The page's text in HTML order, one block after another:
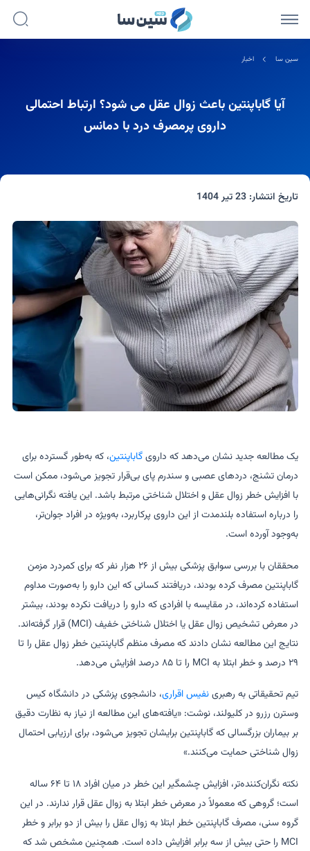
سین سا اخبار
آیا گاباپنتین باعث زوال عقل می شود؟ ارتباط احتمالی
داروی پرمصرف درد با دمانس
تاریخ انتشار:23 تیر 1404
یک مطالعه جدید نشان می‌دهد که دارویگاباپنتین، که به‌طور گسترده برای
درمان تشنج، دردهای عصبی و سندرم پای بی‌قرار تجویز می‌شود، ممکن است
با افزایش خطر زوال عقل و اختلال شناختی مرتبط باشد. این یافته نگرانی‌هایی
را درباره استفاده بلندمدت از این داروی پرکاربرد، به‌ویژه در افراد جوان‌تر،
به‌وجود آورده است.
محققان با بررسی سوابق پزشکی بیش از ۲۶ هزار نفر که برای کمردرد مزمن
گاباپنتین مصرف کرده بودند، دریافتند کسانی که این دارو را به‌صورت مداوم
استفاده کرده‌اند، در مقایسه با افرادی که دارو را دریافت نکرده بودند، بیشتر
در معرض تشخیص زوال عقل یا اختلال شناختی خفیف (MCI) قرار گرفته‌اند.
نتایج این مطالعه نشان دادند که مصرف منظم گاباپنتین خطر زوال عقل را تا
۲۹ درصد و خطر ابتلا به MCI را تا ۸۵ درصد افزایش می‌دهد.
تیم تحقیقاتی به رهبرینفیس اقراری، دانشجوی پزشکی در دانشگاه کیس
وسترن رزرو در کلیولند، نوشت: «یافته‌های این مطالعه از نیاز به نظارت دقیق
بر بیماران بزرگسالی که گاباپنتین برایشان تجویز می‌شود، برای ارزیابی احتمال
زوال شناختی حمایت می‌کنند.»
نکته نگران‌کننده‌تر، افزایش چشمگیر این خطر در میان افراد ۱۸ تا ۶۴ ساله
است؛ گروهی که معمولاً در معرض خطر ابتلا به زوال عقل قرار ندارند. در این
گروه سنی، مصرف گاباپنتین خطر ابتلا به زوال عقل را بیش از دو برابر و خطر
MCI را حتی بیش از سه برابر افزایش داده است. همچنین مشخص شد که